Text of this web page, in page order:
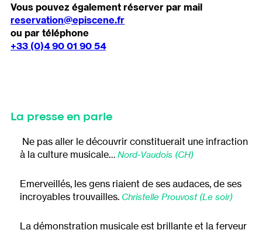
Vous pouvez également réserver par mail
reservation@episcene.fr
ou par téléphone
+33 (0)4 90 01 90 54
La presse en parle
Ne pas aller le découvrir constituerait une infraction
à la culture musicale… Nord-Vaudois (CH)
Emerveillés, les gens riaient de ses audaces, de ses
incroyables trouvailles. Christelle Prouvost (Le soir)
La démonstration musicale est brillante et la ferveur